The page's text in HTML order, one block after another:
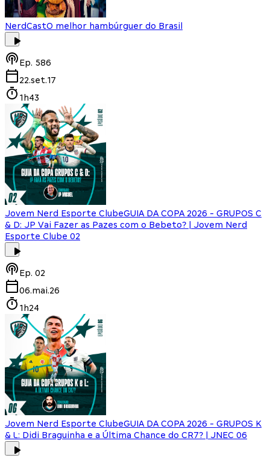
NerdCastO melhor hambúrguer do Brasil
Ep. 586
22.set.17
1h43
Jovem Nerd Esporte ClubeGUIA DA COPA 2026 - GRUPOS C
& D: JP Vai Fazer as Pazes com o Bebeto? | Jovem Nerd
Esporte Clube 02
Ep. 02
06.mai.26
1h24
Jovem Nerd Esporte ClubeGUIA DA COPA 2026 - GRUPOS K
& L: Didi Braguinha e a Última Chance do CR7? | JNEC 06